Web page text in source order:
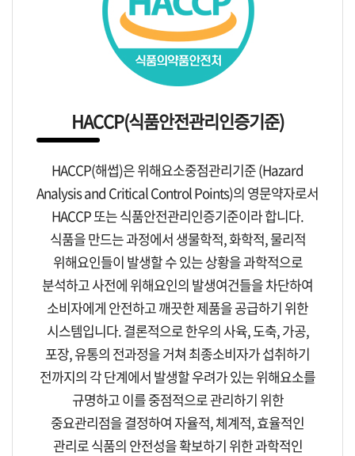
HACCP(식품안전관리인증기준)
HACCP(해썹)은 위해요소중점관리기준 (Hazard
Analysis and Critical Control Points)의 영문약자로서
HACCP 또는 식품안전관리인증기준이라 합니다.
식품을 만드는 과정에서 생물학적, 화학적, 물리적
위해요인들이 발생할 수 있는 상황을 과학적으로
분석하고 사전에 위해요인의 발생여건들을 차단하여
소비자에게 안전하고 깨끗한 제품을 공급하기 위한
시스템입니다. 결론적으로 한우의 사육, 도축, 가공,
포장, 유통의 전과정을 거쳐 최종소비자가 섭취하기
전까지의 각 단계에서 발생할 우려가 있는 위해요소를
규명하고 이를 중점적으로 관리하기 위한
중요관리점을 결정하여 자율적, 체계적, 효율적인
관리로 식품의 안전성을 확보하기 위한 과학적인